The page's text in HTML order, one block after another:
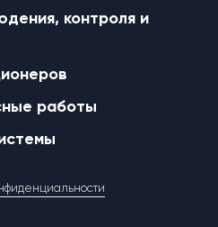
контроля и
работы